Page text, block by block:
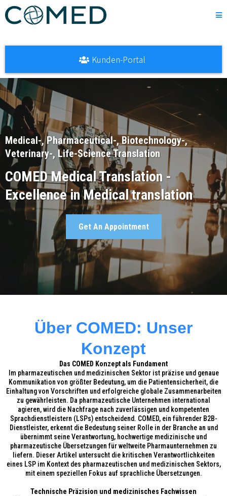
Kunden-Portal
Medical-, Pharmaceutical-, Biotechnology-,
Veterinary-, Life-Science Translation
COMED Medical Translation -
Excellence in Medical translation
Get An Appointment
Über COMED: Unser
Konzept
Das COMED Konzept als Fundament
Im pharmazeutischen und medizinischen Sektor ist präzise und genaue
Kommunikation von größter Bedeutung, um die Patientensicherheit, die
Einhaltung von Vorschriften und erfolgreiche globale Zusammenarbeiten
zu gewährleisten. Da pharmazeutische Unternehmen international
agieren, wird die Nachfrage nach zuverlässigen und kompetenten
Sprachdienstleistern (LSPs) entscheidend. COMED, ein führender B2B-
Dienstleister, erkennt die Bedeutung seiner Rolle in der Branche an und
übernimmt seine Verantwortung, hochwertige medizinische und
pharmazeutische Übersetzungen für weltweite Pharmaunternehmen zu
liefern. Dieser Artikel untersucht die kritischen Verantwortlichkeiten
eines LSP im Kontext des pharmazeutischen und medizinischen Sektors,
mit einem speziellen Fokus auf sprachliche Übersetzungen.
Technische Präzision und medizinisches Fachwissen